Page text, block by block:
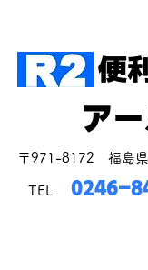
便
ア
〒971-8172 福島
0246-
TEL